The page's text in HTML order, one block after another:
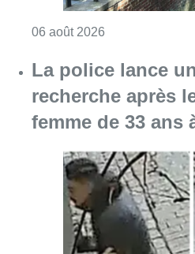
06 août 2026
La police lance
recherche après
femme de 33 ans